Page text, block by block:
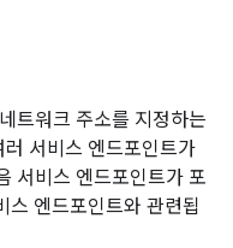
트워크 주소를 지정하는
서비스 엔드포인트가
서비스 엔드포인트가 포
스 엔드포인트와 관련됩